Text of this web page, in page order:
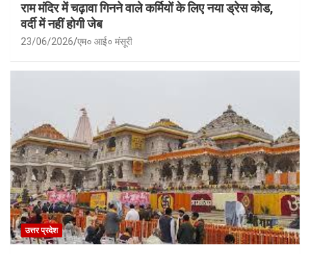
राम मंदिर में चढ़ावा गिनने वाले कर्मियों के लिए नया ड्रेस कोड,
वर्दी में नहीं होगी जेब
23/06/2026 एम० आई० मंसूरी
उत्तर प्रदेश